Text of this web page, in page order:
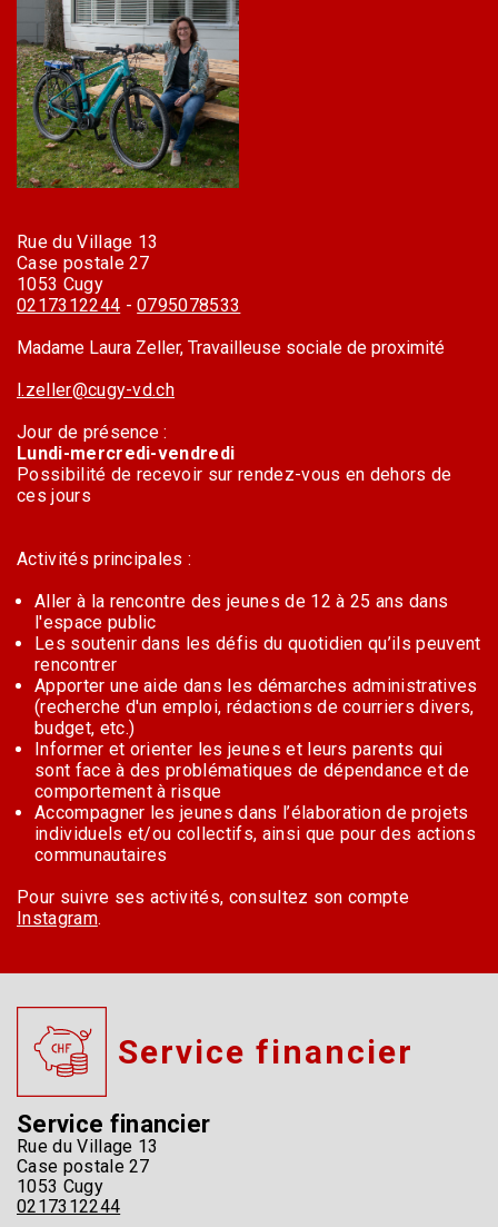
Rue du Village 13
Case postale 27
1053 Cugy
0217312244 -0795078533
Madame Laura Zeller, Travailleuse sociale de proximité
l.zeller@cugy-vd.ch
Jour de présence :
Lundi-mercredi-vendredi
Possibilité de recevoir sur rendez-vous en dehors de
ces jours
Activités principales :
Aller à la rencontre des jeunes de 12 à 25 ans dans
l'espace public
Les soutenir dans les défis du quotidien qu’ils peuvent
rencontrer
Apporter une aide dans les démarches administratives
(recherche d'un emploi, rédactions de courriers divers,
budget, etc.)
Informer et orienter les jeunes et leurs parents qui
sont face à des problématiques de dépendance et de
comportement à risque
Accompagner les jeunes dans l’élaboration de projets
individuels et/ou collectifs, ainsi que pour des actions
communautaires
Pour suivre ses activités, consultez son compte
Instagram.
Service financier
Service financier
Rue du Village 13
Case postale 27
1053 Cugy
0217312244